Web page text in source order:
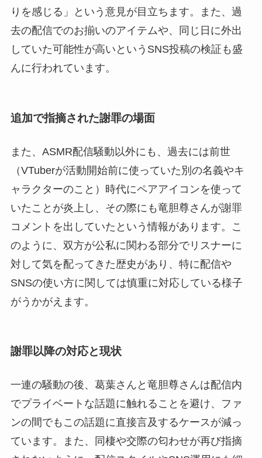
りを感じる」という意見が目立ちます。また、過
去の配信でのお揃いのアイテムや、同じ日に外出
していた可能性が高いというSNS投稿の検証も盛
んに行われています。
追加で指摘された謝罪の場面
また、ASMR配信騒動以外にも、過去には前世
（VTuberが活動開始前に使っていた別の名義やキ
ャラクターのこと）時代にペアアイコンを使って
いたことが炎上し、その際にも竜胆尊さんが謝罪
コメントを出していたという情報があります。こ
のように、双方が公私に関わる部分でリスナーに
対して気を配ってきた歴史があり、特に配信や
SNSの使い方に関しては慎重に対応している様子
がうかがえます。
謝罪以降の対応と現状
一連の騒動の後、葛葉さんと竜胆尊さんは配信内
でプライベートな話題に触れることを避け、ファ
ンの間でもこの話題に直接言及するケースが減っ
ています。また、同棲や交際の匂わせが再び指摘